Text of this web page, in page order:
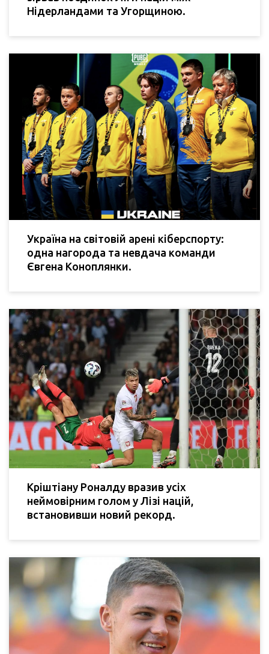
Нідерландами та Угорщиною.
Україна на світовій арені кіберспорту:
одна нагорода та невдача команди
Євгена Коноплянки.
Кріштіану Роналду вразив усіх
неймовірним голом у Лізі націй,
встановивши новий рекорд.